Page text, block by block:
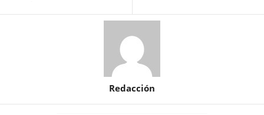
Redacción